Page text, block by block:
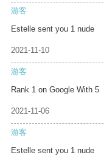
游客
Estelle sent you 1 nude
2021-11-10
游客
Rank 1 on Google With 5
2021-11-06
游客
Estelle sent you 1 nude